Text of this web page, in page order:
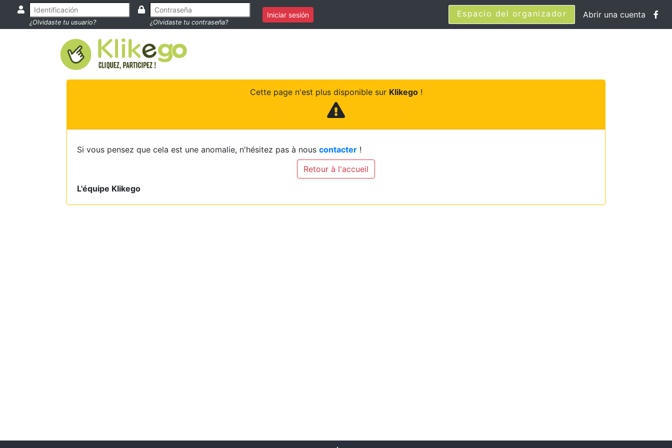
¿Olvidaste tu usuario? ¿Olvidaste tu contraseña?
Iniciar sesión Espacio del organizador Abrir una cuenta
Cette page n'est plus disponible sur Klikego!
Si vous pensez que cela est une anomalie, n'hésitez pas à nous contacter !
Retour à l'accueil
L'équipe Klikego